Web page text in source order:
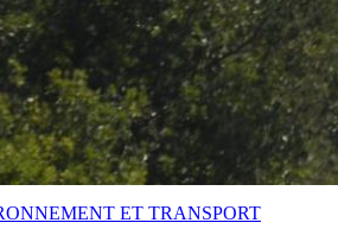
ET TRANSPORT